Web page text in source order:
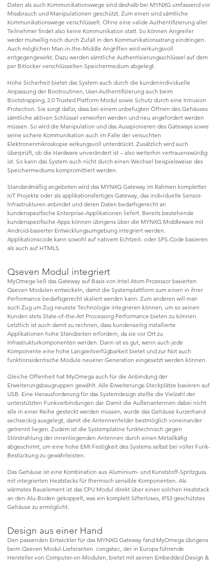
Daten als auch Kommunikationswege sind deshalb bei MYNXG umfassend vor
Missbrauch und Manipulationen geschützt. Zum einen sind sämtliche
Kommunikationswege verschlüsselt. Ohne eine valide Authentifizierung aller
Teilnehmer findet also keine Kommunikation statt. So können Angreifer
weder mutwillig noch durch Zufall in den Kommunikationsstrang eindringen.
Auch möglichen Man-in-the-Middle Angriffen wird wirkungsvoll
entgegengewirkt. Dazu werden sämtliche Authentisierungsschlüssel auf dem
per Bitlocker verschlüsselten Speichermedium abgelegt.
Hohe Sicherheit bietet das System auch durch die kundenindividuelle
Anpassung der Bootroutinen, User-Authentifizierung auch beim
Bootstrapping, 2.0 Trusted Platform Modul sowie Schutz durch eine Intrusion
Protection. Sie sorgt dafür, dass bei einem unbefugten Öffnen des Gehäuses
sämtliche aktiven Schlüssel verworfen werden und neu angefordert werden
müssen. So wird die Manipulation und das Ausspionieren des Gateways sowie
seine sichere Kommunikation auch im Falle der versuchten
Elektronenmikroskopie wirkungsvoll unterdrückt. Zusätzlich wird auch
überprüft, ob die Hardware unverändert ist – also weiterhin vertrauenswürdig
ist. So kann das System auch nicht durch einen Wechsel beispielsweise des
Speichermediums kompromittiert werden.
Standardmäßig angeboten wird das MYNXG Gateway im Rahmen kompletter
IoT Projekte oder als applikationsfertiges Gateway, das individuelle Sensor-
Infrastrukturen anbindet und deren Daten bedarfsgerecht an
kundenspezifische Enterprise-Applikationen liefert. Bereits bestehende
kundenspezifische Apps können übrigens über die MYNXG Middleware mit
Android-basierter Entwicklungsumgebung integriert werden.
Applikationscode kann sowohl auf nativem Echtzeit- oder SPS-Code basieren
als auch auf HTML5.
Qseven Modul integriert
MyOmega ließ das Gateway auf Basis von Intel Atom Prozessor basierten
Qseven Modulen entwickeln, damit die Systemplattform zum einen in ihrer
Performance bedarfsgerecht skaliert werden kann. Zum anderen will man
auch Zug um Zug neueste Technologie integrieren können, um so seinen
Kunden stets State-of-the-Art Processing Performance bieten zu können.
Letztlich ist auch damit zu rechnen, dass kundenseitig installierte
Applikationen hohe Standzeiten erfordern, da sie vor Ort zu
Infrastrukturkomponenten werden. Dann ist es gut, wenn auch jede
Komponente eine hohe Langzeitverfügbarkeit bietet und zur Not auch
funktionsidentische Module neuerer Generation eingesetzt werden können.
Gleiche Offenheit hat MyOmega auch für die Anbindung der
Erweiterungsbaugruppen gewählt. Alle Erweiterungs-Steckplätze basieren auf
USB. Eine Herausforderung für das Systemdesign stellte die Vielzahl der
unterstützten Funkverbindungen dar. Damit die Außenantennen dabei nicht
alle in einer Reihe gesteckt werden müssen, wurde das Gehäuse kurzerhand
sechseckig ausgelegt, damit die Antennenfelder bestmöglich voneinander
getrennt liegen. Zudem ist die Systemplatine funktechnisch gegen
Störstrahlung der innenliegenden Antennen durch einen Metallkäfig
abgeschirmt, um eine hohe EMI Festigkeit des Systems selbst bei voller Funk-
Bestückung zu gewährleisten.
Das Gehäuse ist eine Kombination aus Aluminium- und Kunststoff-Spritzguss
mit integrierten Heatstacks für thermisch sensible Komponenten. Als
wärmstes Bauelement ist das CPU Modul direkt über einen solchen Heatstack
an den Alu-Boden gekoppelt, was ein komplett lüfterloses, IP53 geschütztes
Gehäuse zu ermöglicht.
Design aus einer Hand
Den passenden Entwickler für das MYNXG Gateway fand MyOmega übrigens
beim Qseven Modul-Lieferanten. congatec, der in Europa führende
Hersteller von Computer-on-Modulen, bietet mit seinen Embedded Design &